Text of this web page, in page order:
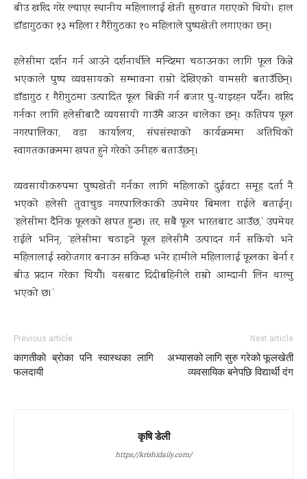
बीउ खरिद गरेर ल्याएर स्थानीय महिलालाई खेती सुरुवात गराएको थियो। हाल
डाँडागुठका १३ महिला र गैरीगुठका १० महिलाले पुष्पखेती लगाएका छन्।
हलेसीमा दर्शन गर्न आउने दर्शनार्थीले मन्दिरमा चढाउनका लागि फूल किन्ने
भएकाले पुष्प व्यवसायको सम्भावना राम्रो देखिएको यामसरी बताउँछिन्।
डाँडागुठ र गैरीगुठमा उत्पादित फूल बिक्री गर्न बजार पु-याइरहन पर्दैन। खरिद
गर्नका लागि हलेसीबाटै व्ययसायी गाउँमै आउन थालेका छन्। कतिपय फूल
नगरपालिका, वडा कार्यालय, संघसंस्थाको कार्यक्रममा अतिथिको
स्वागतकाक्रममा खपत हुने गरेको उनीहरु बताउँछन्।
व्यवसायीकरुपमा पुष्पखेती गर्नका लागि महिलाको दुईवटा समूह दर्ता नै
भएको हलेसी तुवाचुङ नगरपालिकाकी उपमेयर बिमला राईले बताईन्।
‘हलेसीमा दैनिक फूलको खपत हुन्छ। तर, सबै फूल भारतबाट आउँछ,’ उपमेयर
राईले भनिन्, ‘हलेसीमा चढाइने फूल हलेसीमै उत्पादन गर्न सकियो भने
महिलालाई स्वरोजगार बनाउन सकिन्छ भनेर हामीले महिलालाई फूलका बेर्ना र
बीउ प्रदान गरेका थियौं। यसबाट दिदीबहिनीले राम्रो आम्दानी लिन थाल्नु
भएको छ।’
Previous article
कागतीकाे ब्राेका पनि स्वास्थका लागि
फलदायी
Next article
अभ्यासको लागि सुरु गरेको फूलखेती
व्यवसायिक बनेपछि विद्यार्थी दंग
कृषि डेली
https://krishidaily.com/